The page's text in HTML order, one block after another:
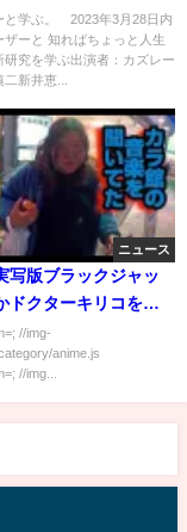
が緊急来日 3月28日
と学ぶ。 2023年3月28日内
ザーと 知ればちょっと人生
研究を学ぶ出演者：カズレー
新井恵...
ニュース
写版ブラックジャッ
ドクターキリコを女
う//img-
anime.js
//img...